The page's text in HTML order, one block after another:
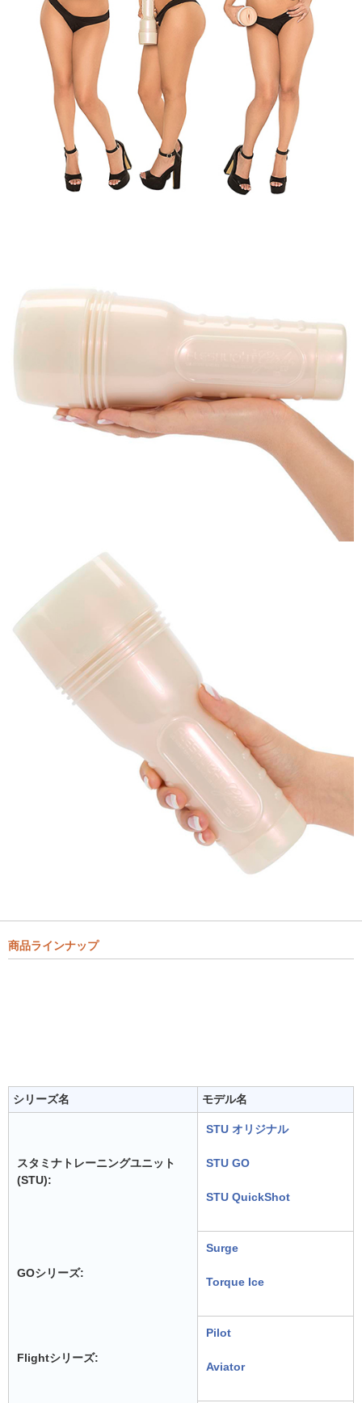
商品ラインナップ
シリーズ名 モデル名
スタミナトレーニングユニット
(STU):
STU オリジナル
STU GO
STU QuickShot
GOシリーズ:
Surge
Torque Ice
Flightシリーズ:
Pilot
Aviator